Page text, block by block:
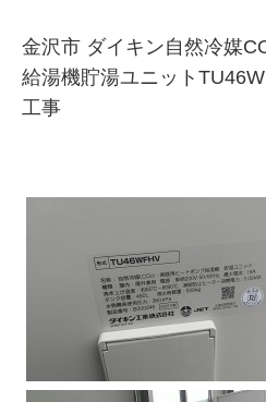
金沢市 ダイキン自然冷媒
給湯機貯湯ユニット
工事